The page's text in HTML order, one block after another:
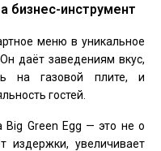
бизнес-инструмент
меню в уникальное
даёт заведениям вкус,
на газовой плите, и
гостей.
Big Green Egg — это не о
издержки, увеличивает